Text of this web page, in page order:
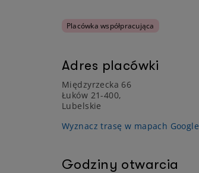
Placówka współpracująca
Adres placówki
Międzyrzecka 66
Łuków 21-400,
Lubelskie
Wyznacz trasę w mapach Google
Godziny otwarcia